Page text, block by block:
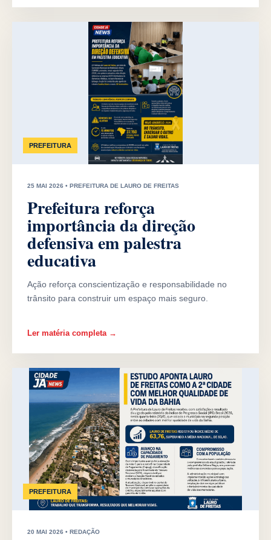
PREFEITURA
25 MAI 2026 • PREFEITURA DE LAURO DE FREITAS
Prefeitura reforça
importância da direção
defensiva em palestra
educativa
Ação reforça conscientização e responsabilidade no
trânsito para construir um espaço mais seguro.
Ler matéria completa →
PREFEITURA
20 MAI 2026 • REDAÇÃO